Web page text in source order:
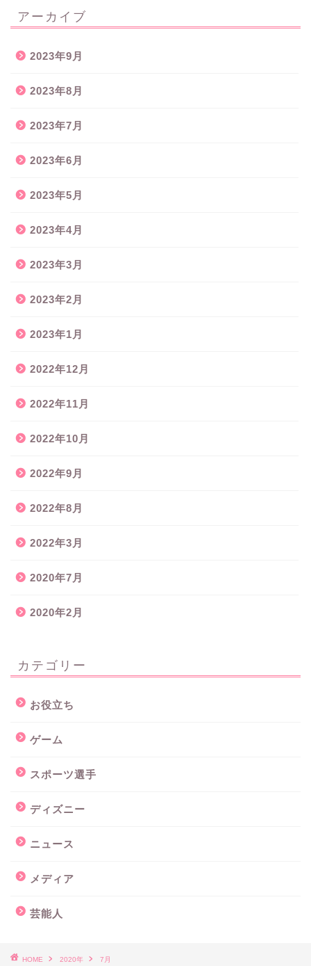
アーカイブ
2023年9月
2023年8月
2023年7月
2023年6月
2023年5月
2023年4月
2023年3月
2023年2月
2023年1月
2022年12月
2022年11月
2022年10月
2022年9月
2022年8月
2022年3月
2020年7月
2020年2月
カテゴリー
お役立ち
ゲーム
スポーツ選手
ディズニー
ニュース
メディア
芸能人
HOME 2020年 7月